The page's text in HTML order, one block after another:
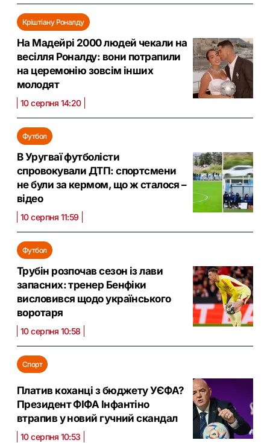
Кріштіану Роналду
На Мадейрі 2000 людей чекали на
весілля Роналду: вони потрапили
на церемонію зовсім інших
молодят
10 серпня 14:20
Футбол
В Уругваї футболісти
спровокували ДТП: спортсмени
не були за кермом, що ж сталося –
відео
10 серпня 11:59
Футбол
Трубін розпочав сезон із лави
запасних: тренер Бенфіки
висловився щодо українського
воротаря
10 серпня 10:58
Спорт
Платив коханці з бюджету УЄФА?
Президент ФІФА Інфантіно
втрапив у новий гучний скандал
10 серпня 10:53